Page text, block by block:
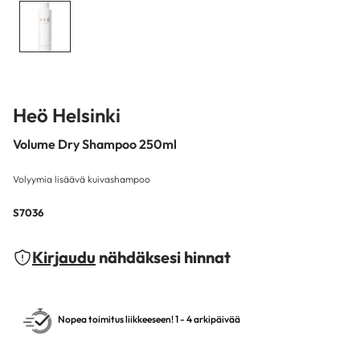
Heö Helsinki
Volume Dry Shampoo 250ml
Volyymia lisäävä kuivashampoo
S7036
Kirjaudu nähdäksesi hinnat
Nopea toimitus liikkeeseen! 1 - 4 arkipäivää